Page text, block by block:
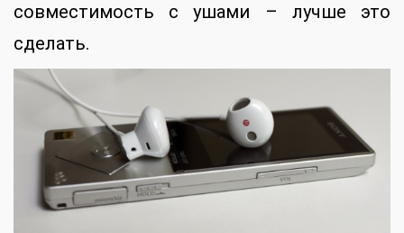
совместимость с ушами – лучше это
сделать.